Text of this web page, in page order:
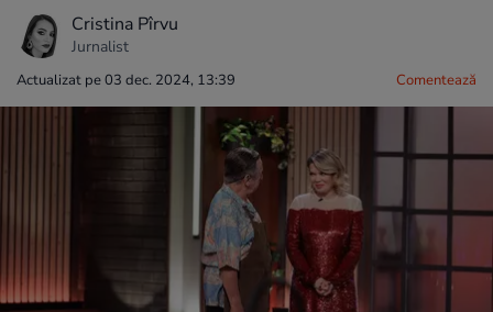
Cristina Pîrvu
Jurnalist
Actualizat pe 03 dec. 2024, 13:39 Comentează